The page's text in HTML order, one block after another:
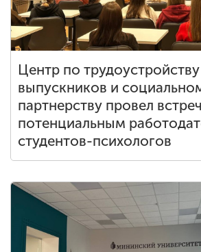
Центр по трудоустройству
выпускников и
партнерству провел
потенциальным
студентов-психологов